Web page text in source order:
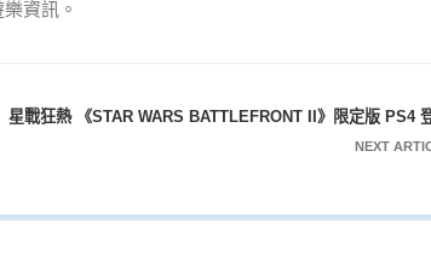
資訊。
星戰狂熱 《STAR WARS BATTLEFRONT II》限定版 PS4
NEXT